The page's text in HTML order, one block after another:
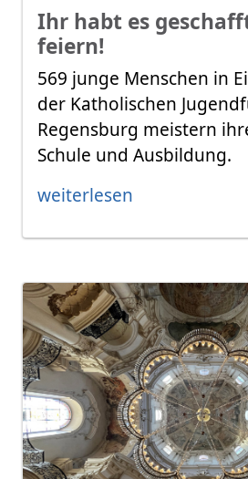
Ihr habt es
feiern!
569 junge Menschen in
der Katholischen
Regensburg meistern
Schule und Ausbildung.
weiterlesen